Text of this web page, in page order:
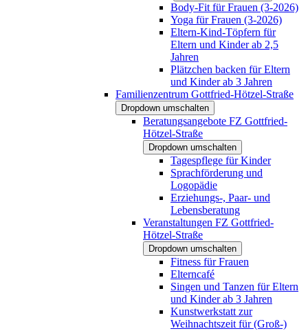
Body-Fit für Frauen (3-2026)
Yoga für Frauen (3-2026)
Eltern-Kind-Töpfern für
Eltern und Kinder ab 2,5
Jahren
Plätzchen backen für Eltern
und Kinder ab 3 Jahren
Familienzentrum Gottfried-Hötzel-Straße
Dropdown umschalten
Beratungsangebote FZ Gottfried-
Hötzel-Straße
Dropdown umschalten
Tagespflege für Kinder
Sprachförderung und
Logopädie
Erziehungs-, Paar- und
Lebensberatung
Veranstaltungen FZ Gottfried-
Hötzel-Straße
Dropdown umschalten
Fitness für Frauen
Elterncafé
Singen und Tanzen für Eltern
und Kinder ab 3 Jahren
Kunstwerkstatt zur
Weihnachtszeit für (Groß-)